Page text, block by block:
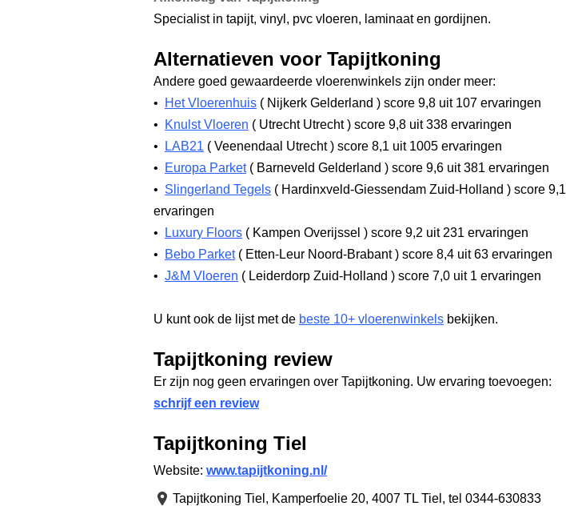
Specialist in tapijt, vinyl, pvc vloeren, laminaat en gordijnen.
Alternatieven voor Tapijtkoning
Andere goed gewaardeerde vloerenwinkels zijn onder meer:
•
Het Vloerenhuis ( Nijkerk Gelderland ) score 9,8 uit 107 ervaringen
•
Knulst Vloeren ( Utrecht Utrecht) score 9,8 uit 338 ervaringen
•
LAB21 ( Veenendaal Utrecht) score 8,1 uit 1005 ervaringen
•
Europa Parket ( Barneveld Gelderland ) score 9,6 uit 381 ervaringen
• Slingerland Tegels ( Hardinxveld-Giessendam Zuid-Holland ) score 9,1
ervaringen
•
Luxury Floors ( Kampen Overijssel ) score 9,2 uit 231 ervaringen
•
Bebo Parket ( Etten-Leur Noord-Brabant) score 8,4 uit 63 ervaringen
• J&M Vloeren ( Leiderdorp Zuid-Holland ) score 7,0 uit 1 ervaringen
U kunt ook de lijst met de beste 10+ vloerenwinkels bekijken.
Tapijtkoning review
Er zijn nog geen ervaringen over Tapijtkoning. Uw ervaring toevoegen:
schrijf een review
Tapijtkoning Tiel
Website: www.tapijtkoning.nl/
Tapijtkoning Tiel, Kamperfoelie 20, 4007 TL Tiel , tel 0344-630833